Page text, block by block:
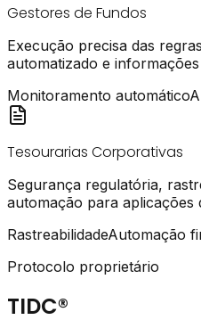
Gestores de Fundos
Execução precisa das
automatizado e
Monitoramento automático
Tesourarias Corporativas
Segurança regulatória,
automação para aplicações
RastreabilidadeAutomação
Protocolo proprietário
TIDC®